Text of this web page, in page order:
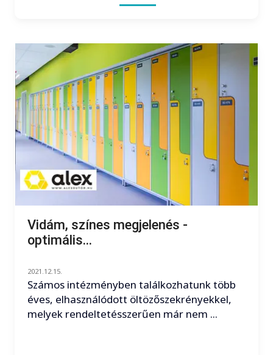
Vidám, színes megjelenés -
optimális...
2021.12.15.
Számos intézményben találkozhatunk több
éves, elhasználódott öltözőszekrényekkel,
melyek rendeltetésszerűen már nem ...